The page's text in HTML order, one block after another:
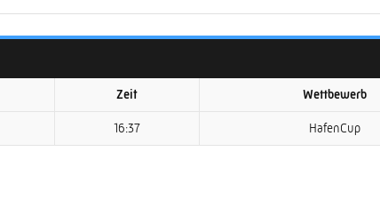
Zeit Wettbewerb
16:37 HafenCup